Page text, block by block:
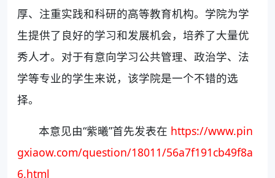
厚、注重实践和科研的高等教育机构。学院为学
生提供了良好的学习和发展机会，培养了大量优
秀人才。对于有意向学习公共管理、政治学、法
学等专业的学生来说，该学院是一个不错的选
择。
本意见由“紫曦”首先发表在 https://www.pin
gxiaow.com/question/18011/56a7f191cb49f8a
6.html